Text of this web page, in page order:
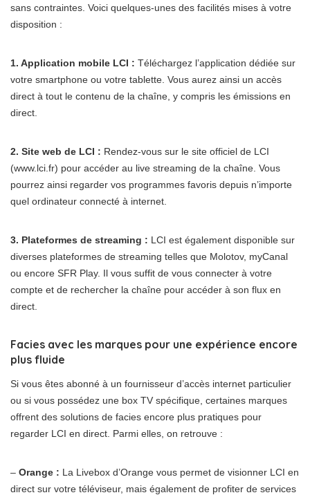
sans contraintes. Voici quelques-unes des facilités mises à votre
disposition :
1. Application mobile LCI : Téléchargez l’application dédiée sur
votre smartphone ou votre tablette. Vous aurez ainsi un accès
direct à tout le contenu de la chaîne, y compris les émissions en
direct.
2. Site web de LCI : Rendez-vous sur le site officiel de LCI
(www.lci.fr) pour accéder au live streaming de la chaîne. Vous
pourrez ainsi regarder vos programmes favoris depuis n’importe
quel ordinateur connecté à internet.
3. Plateformes de streaming : LCI est également disponible sur
diverses plateformes de streaming telles que Molotov, myCanal
ou encore SFR Play. Il vous suffit de vous connecter à votre
compte et de rechercher la chaîne pour accéder à son flux en
direct.
Facies avec les marques pour une expérience encore
plus fluide
Si vous êtes abonné à un fournisseur d’accès internet particulier
ou si vous possédez une box TV spécifique, certaines marques
offrent des solutions de facies encore plus pratiques pour
regarder LCI en direct. Parmi elles, on retrouve :
– Orange : La Livebox d’Orange vous permet de visionner LCI en
direct sur votre téléviseur, mais également de profiter de services